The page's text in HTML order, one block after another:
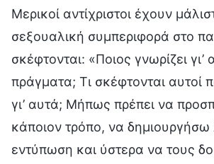
Μερικοί αντίχριστοι έχουν
σεξουαλική συμπεριφορά στο
σκέφτονται: «Ποιος γνωρίζει γι’
πράγματα; Τι σκέφτονται αυτοί
γι’ αυτά; Μήπως πρέπει να
κάποιον τρόπο, να
εντύπωση και ύστερα να τους